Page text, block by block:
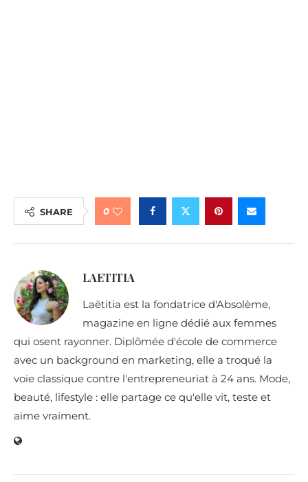
SHARE 0
LAETITIA
Laëtitia est la fondatrice d'Absolème,
magazine en ligne dédié aux femmes
qui osent rayonner. Diplômée d'école de commerce
avec un background en marketing, elle a troqué la
voie classique contre l'entrepreneuriat à 24 ans. Mode,
beauté, lifestyle : elle partage ce qu'elle vit, teste et
aime vraiment.